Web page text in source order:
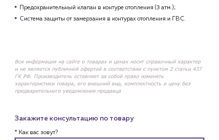
Предохранительный клапан в контуре отопления (3 атм.);
Система защиты от замерзания в контурах отопления и ГВС.
Вся информация на сайте о товарах и ценах носит справочный характер
и не является публичной офертой в соответствии с пунктом 2 статьи 437
ГК РФ. Производитель оставляет за собой право изменять
характеристики товара, его внешний вид, комплектность и цену без
предварительного уведомления продавца
Закажите консультацию по товару
* Как вас зовут?